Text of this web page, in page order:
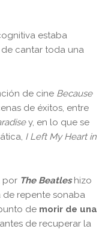
estaba
cantar toda una
de cine Because
de éxitos, entre
y, en lo que se
I Left My Heart in
por The Beatleshizo
de repente sonaba
de morir de una
de recuperar la